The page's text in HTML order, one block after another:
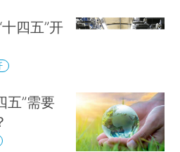
四五”开
五”需要